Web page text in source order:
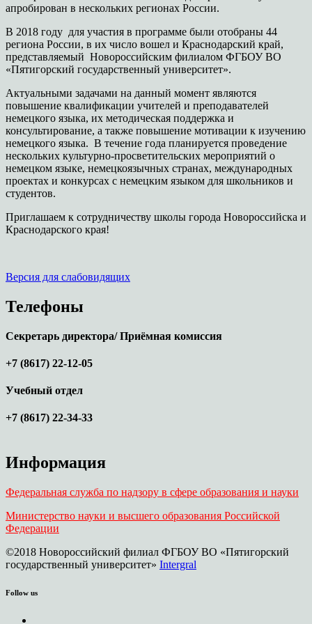
апробирован в нескольких регионах России.
В 2018 году для участия в программе были отобраны 44
региона России, в их число вошел и Краснодарский край,
представляемый Новороссийским филиалом ФГБОУ ВО
«Пятигорский государственный университет».
Актуальными задачами на данный момент являются
повышение квалификации учителей и преподавателей
немецкого языка, их методическая поддержка и
консультирование, а также повышение мотивации к изучению
немецкого языка. В течение года планируется проведение
нескольких культурно-просветительских мероприятий о
немецком языке, немецкоязычных странах, международных
проектах и конкурсах с немецким языком для школьников и
студентов.
Приглашаем к сотрудничеству школы города Новороссийска и
Краснодарского края!
Версия для слабовидящих
Телефоны
Секретарь директора/ Приёмная комиссия
+7 (8617) 22-12-05
Учебный отдел
+7 (8617) 22-34-33
Информация
Федеральная служба по надзору в сфере образования и науки
Министерство науки и высшего образования Российской
Федерации
©2018 Новороссийский филиал ФГБОУ ВО «Пятигорский
государственный университет» Intergral
Follow us